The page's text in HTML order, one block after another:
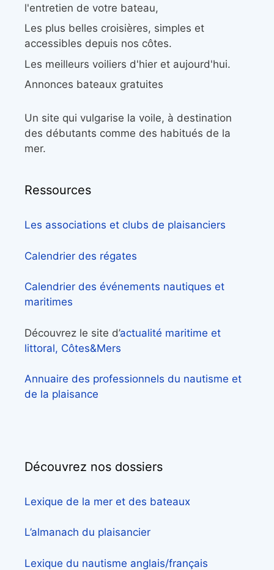
l'entretien de votre bateau,
Les plus belles croisières, simples et
accessibles depuis nos côtes.
Les meilleurs voiliers d'hier et aujourd'hui.
Annonces bateaux gratuites
Un site qui vulgarise la voile, à destination
des débutants comme des habitués de la
mer.
Ressources
Les associations et clubs de plaisanciers
Calendrier des régates
Calendrier des événements nautiques et
maritimes
Découvrez le site d’actualité maritime et
littoral, Côtes&Mers
Annuaire des professionnels du nautisme et
de la plaisance
Découvrez nos dossiers
Lexique de la mer et des bateaux
L’almanach du plaisancier
Lexique du nautisme anglais/français